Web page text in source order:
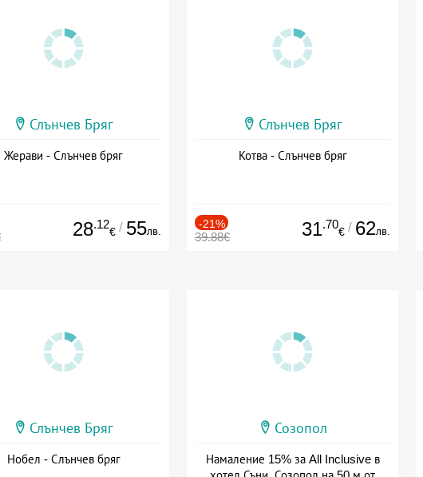
Слънчев Бряг
Жерави - Слънчев бряг
28.12
€ / 55лв.
Слънчев Бряг
Котва - Слънчев бряг
-21%
39.88€ 31.70
€ / 62лв.
Слънчев Бряг
Нобел - Слънчев бряг
Созопол
Намаление 15% за All Inclusive в